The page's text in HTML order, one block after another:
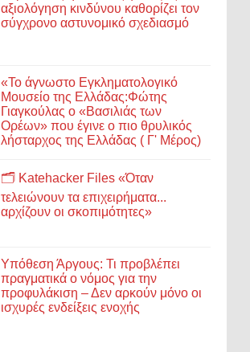
αξιολόγηση κινδύνου καθορίζει τον
σύγχρονο αστυνομικό σχεδιασμό
«Το άγνωστο Εγκληματολογικό
Μουσείο της Ελλάδας:Φώτης
Γιαγκούλας ο «Βασιλιάς των
Ορέων» που έγινε ο πιο θρυλικός
λήσταρχος της Ελλάδας ( Γ' Μέρος)
🗂️ Katehacker Files «Όταν
τελειώνουν τα επιχειρήματα...
αρχίζουν οι σκοπιμότητες»
Υπόθεση Άργους: Τι προβλέπει
πραγματικά ο νόμος για την
προφυλάκιση – Δεν αρκούν μόνο οι
ισχυρές ενδείξεις ενοχής